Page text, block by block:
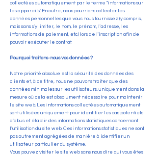
collectées automatiquement par le terme "informations sur
les appareils". En outre, nous pourrions collecter les
données personnelles que vous nous fournissez (y compris,
mais sans s'y limiter, le nom, le prénom, l'adresse, les
informations de paiement, etc.) lors de l'inscription afin de
pouvoir exécuter le contrat.
Pourquoi traitons-nous vos données ?
Notre priorité absolue est la sécurité des données des
clients et, à ce titre, nous ne pouvons traiter que des
données minimales sur les utilisateurs, uniquement dans la
mesure où cela est absolument nécessaire pour maintenir
le site web. Les informations collectées automatiquement
sont utilisées uniquement pour identifier les cas potentiels
d'abus et établir des informations statistiques concernant
l'utilisation du site web. Ces informations statistiques ne sont
pas autrement agrégées de manière à identifier un
utilisateur particulier du système.
Vous pouvez visiter le site web sans nous dire qui vous êtes